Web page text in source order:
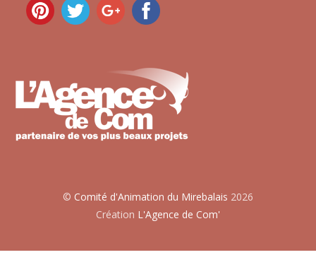
© Comité d'Animation du Mirebalais 2026
Création L'Agence de Com'